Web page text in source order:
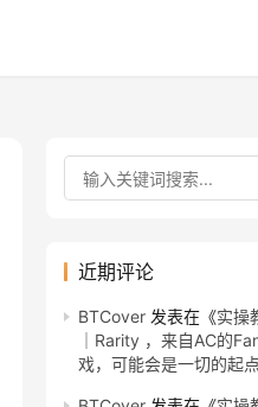
近期评论
BTCover 发表在《实操
｜Rarity ，来自AC的
戏，可能会是一切的起点